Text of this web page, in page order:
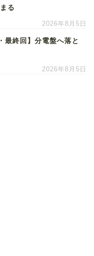
る
2026年8月5日
最終回】分電盤へ落と
2026年8月5日